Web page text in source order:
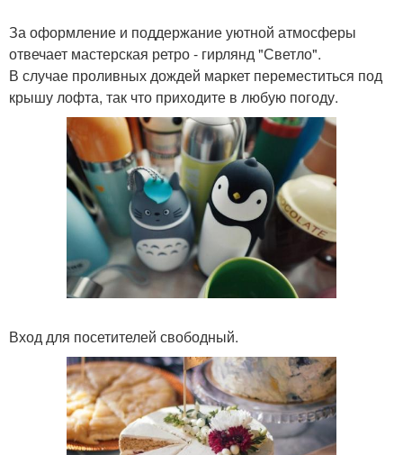
За оформление и поддержание уютной атмосферы
отвечает мастерская ретро - гирлянд "Светло".
В случае проливных дождей маркет переместиться под
крышу лофта, так что приходите в любую погоду.
Вход для посетителей свободный.